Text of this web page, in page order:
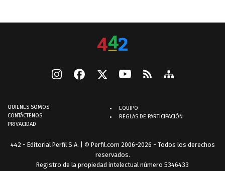
QUIENES SOMOS
CONTÁCTENOS
PRIVACIDAD
EQUIPO
REGLAS DE PARTICIPACIÓN
442 - Editorial Perfil S.A. | © Perfil.com 2006-2026 - Todos los derechos
reservados.
Registro de la propiedad intelectual número 5346433